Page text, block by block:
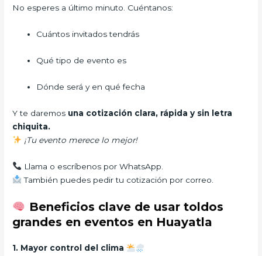
No esperes a último minuto. Cuéntanos:
Cuántos invitados tendrás
Qué tipo de evento es
Dónde será y en qué fecha
Y te daremos una cotización clara, rápida y sin letra
chiquita.
¡Tu evento merece lo mejor!
Llama o escríbenos por WhatsApp.
También puedes pedir tu cotización por correo.
Beneficios clave de usar toldos
grandes en eventos en Huayatla
1. Mayor control del clima